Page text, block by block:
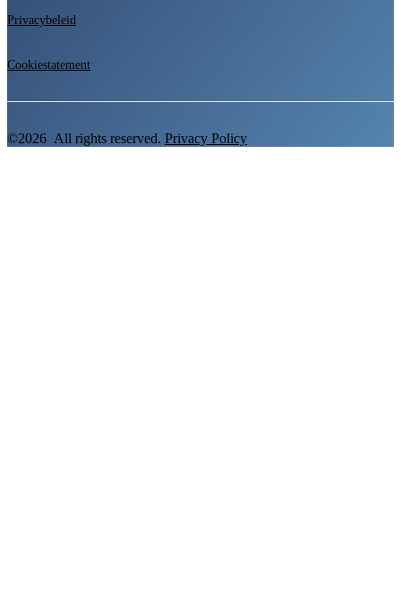
Privacybeleid
Cookiestatement
©2026 All rights reserved. Privacy Policy